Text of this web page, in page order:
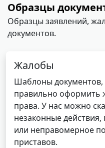
Образцы
Образцы заявлений,
документов.
Жалобы
Шаблоны документов,
правильно оформить
права. У нас можно
незаконные
или неправомерное
приставов.